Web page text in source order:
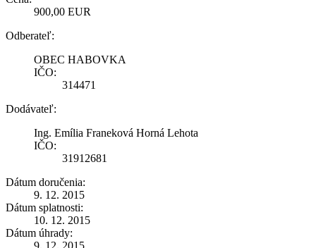
900,00 EUR
Odberateľ:
OBEC HABOVKA
IČO:
314471
Dodávateľ:
Ing. Emília Franeková Horná Lehota
IČO:
31912681
Dátum doručenia:
9. 12. 2015
Dátum splatnosti:
10. 12. 2015
Dátum úhrady:
9. 12. 2015